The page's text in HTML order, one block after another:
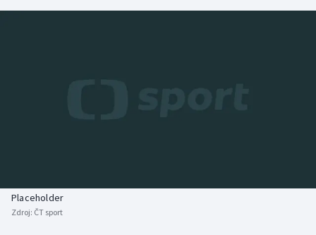
Biatlon
Aplikace ČT sport
Placeholder
Zdroj: ČT sport